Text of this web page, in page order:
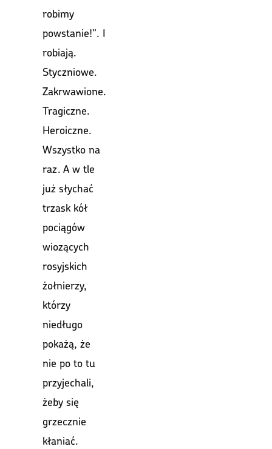
robimy
powstanie!”. I
robiają.
Styczniowe.
Zakrwawione.
Tragiczne.
Heroiczne.
Wszystko na
raz. A w tle
już słychać
trzask kół
pociągów
wiozących
rosyjskich
żołnierzy,
którzy
niedługo
pokażą, że
nie po to tu
przyjechali,
żeby się
grzecznie
kłaniać.